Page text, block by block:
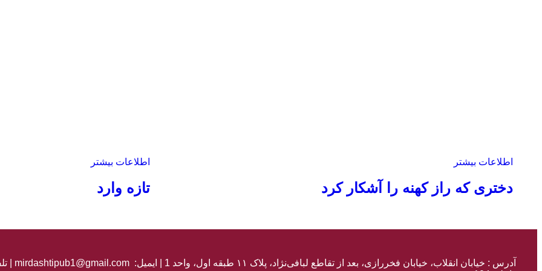
اطلاعات بیشتر
دختری که راز کهنه را آشکار کرد
اطلاعات بیشتر
تازه وارد
آدرس : خیابان انقلاب، خیابان فخررازی، بعد از تقاطع لبافی‌نژاد، پلاک ۱۱ طبقه اول، واحد 1 |